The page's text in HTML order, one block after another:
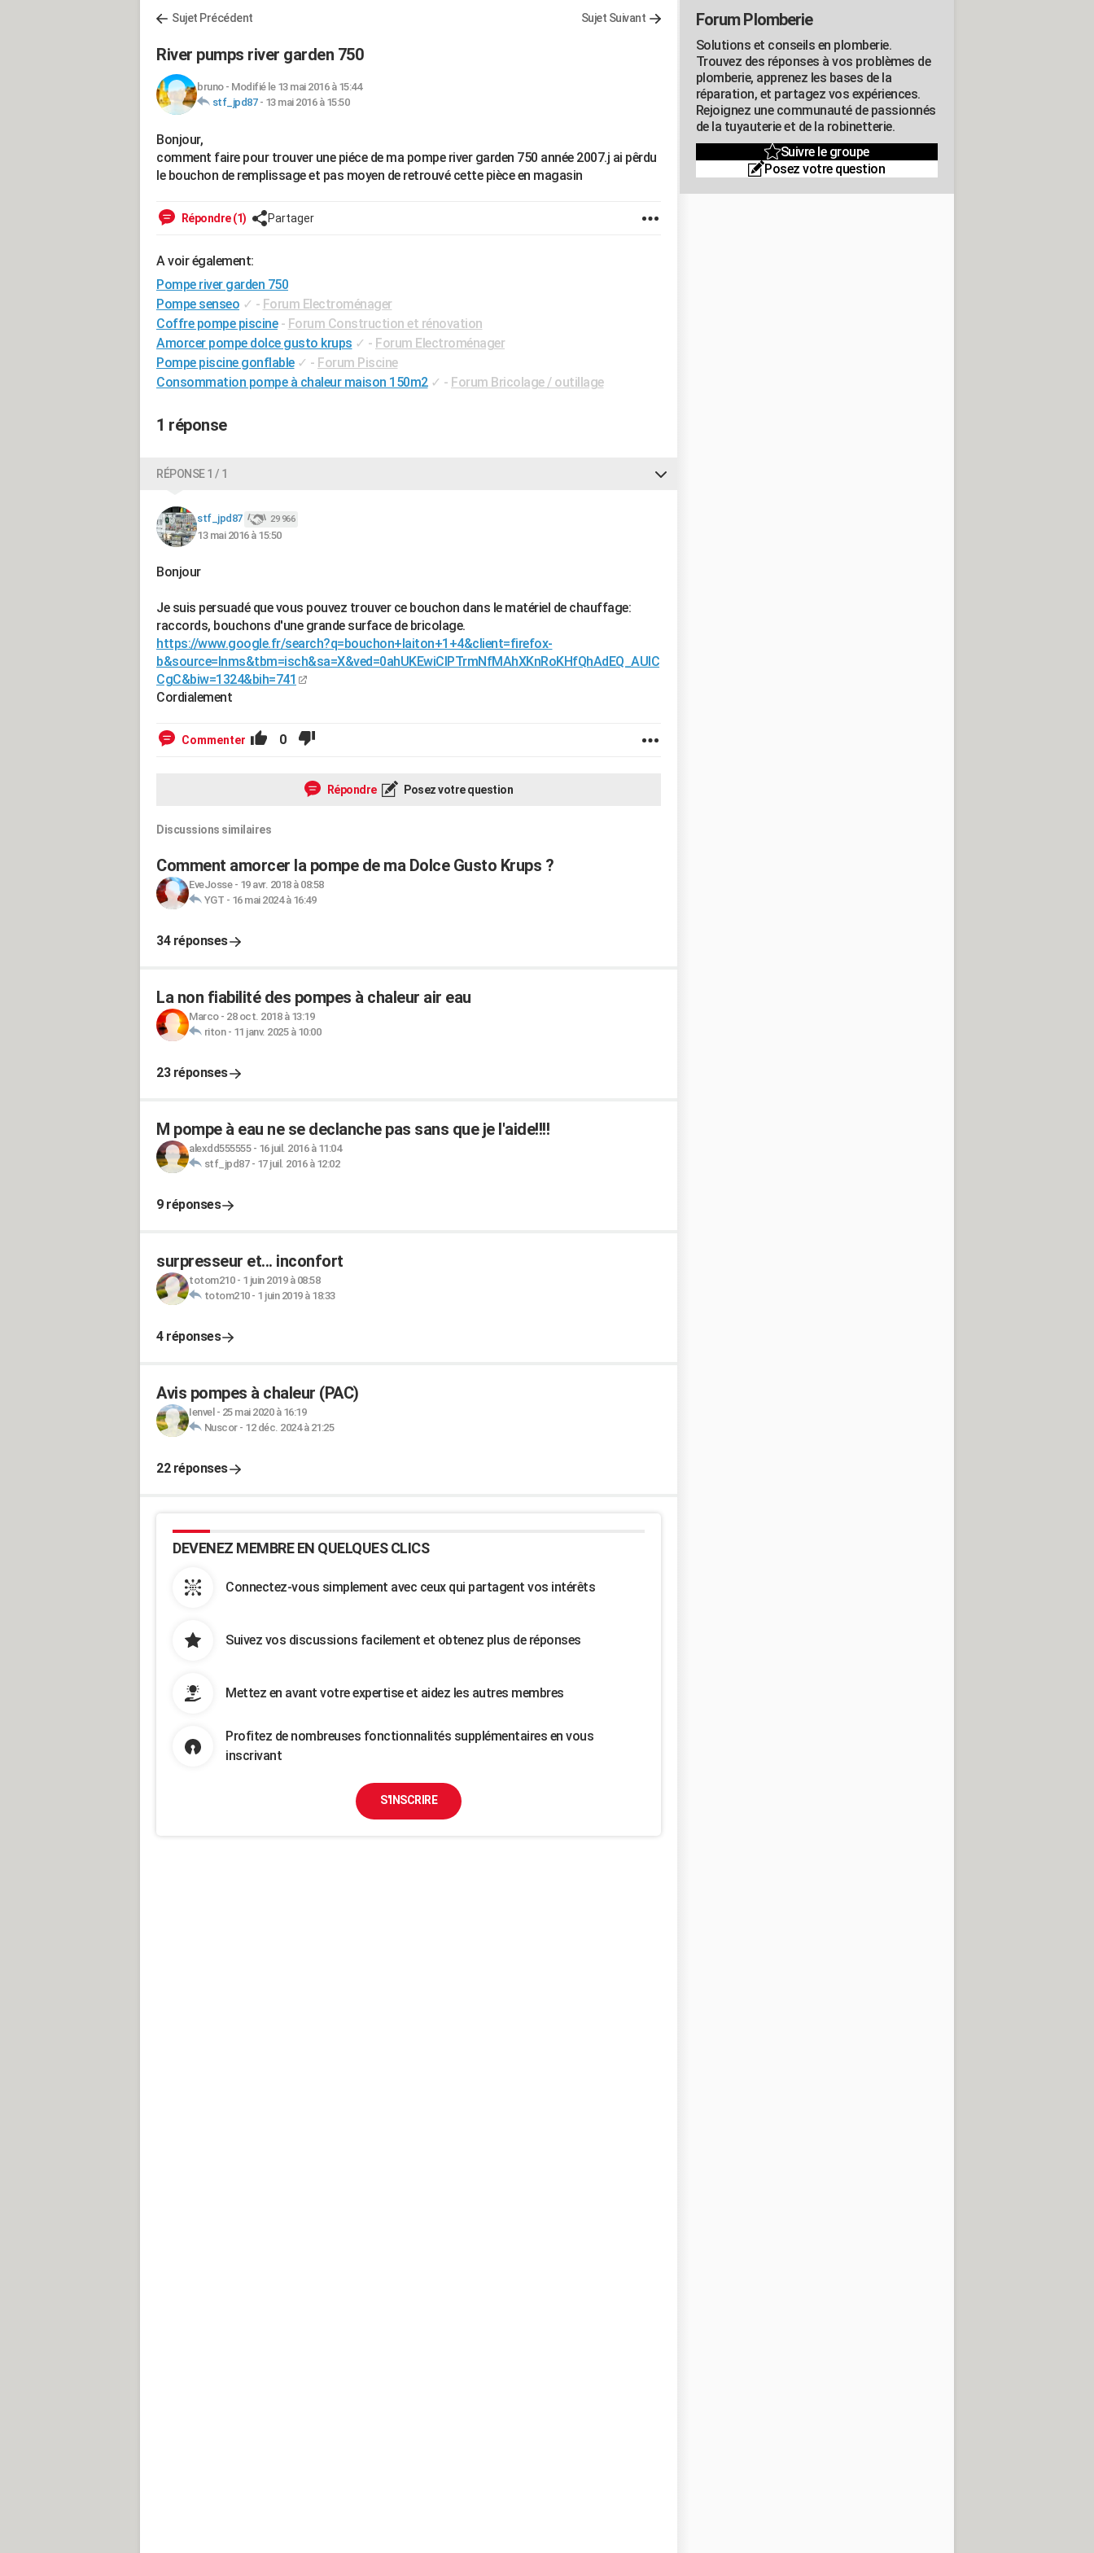
Sujet Précédent Sujet Suivant
River pumps river garden 750
bruno- Modifié le 13 mai 2016 à 15:44
stf_jpd87- 13 mai 2016 à 15:50
Bonjour,
comment faire pour trouver une piéce de ma pompe river garden 750 année 2007.j ai pêrdu
le bouchon de remplissage et pas moyen de retrouvé cette pièce en magasin
Répondre (1) Partager
A voir également:
Pompe river garden 750
Pompe senseo ✓ - Forum Electroménager
Coffre pompe piscine - Forum Construction et rénovation
Amorcer pompe dolce gusto krups ✓ - Forum Electroménager
Pompe piscine gonflable ✓ - Forum Piscine
Consommation pompe à chaleur maison 150m2 ✓ - Forum Bricolage / outillage
1 réponse
RÉPONSE 1 / 1
stf_jpd87 29 966
13 mai 2016 à 15:50
Bonjour
Je suis persuadé que vous pouvez trouver ce bouchon dans le matériel de chauffage:
raccords, bouchons d'une grande surface de bricolage.
https://www.google.fr/search?q=bouchon+laiton+1+4&client=firefox-
b&source=lnms&tbm=isch&sa=X&ved=0ahUKEwiClPTrmNfMAhXKnRoKHfQhAdEQ_AUIC
CgC&biw=1324&bih=741
Cordialement
Commenter 0
Répondre Posez votre question
Discussions similaires
Comment amorcer la pompe de ma Dolce Gusto Krups ?
EveJosse- 19 avr. 2018 à 08:58
YGT - 16 mai 2024 à 16:49
34 réponses
La non fiabilité des pompes à chaleur air eau
Marco- 28 oct. 2018 à 13:19
riton- 11 janv. 2025 à 10:00
23 réponses
M pompe à eau ne se declanche pas sans que je l'aide!!!!
alexdd555555- 16 juil. 2016 à 11:04
stf_jpd87- 17 juil. 2016 à 12:02
9 réponses
surpresseur et... inconfort
totom210- 1 juin 2019 à 08:58
totom210- 1 juin 2019 à 18:33
4 réponses
Avis pompes à chaleur (PAC)
Ienvel - 25 mai 2020 à 16:19
Nuscor- 12 déc. 2024 à 21:25
22 réponses
DEVENEZ MEMBRE EN QUELQUES CLICS
Connectez-vous simplement avec ceux qui partagent vos intérêts
Suivez vos discussions facilement et obtenez plus de réponses
Mettez en avant votre expertise et aidez les autres membres
Profitez de nombreuses fonctionnalités supplémentaires en vous
inscrivant
S'INSCRIRE
Forum Plomberie
Solutions et conseils en plomberie.
Trouvez des réponses à vos problèmes de
plomberie, apprenez les bases de la
réparation, et partagez vos expériences.
Rejoignez une communauté de passionnés
de la tuyauterie et de la robinetterie.
Suivre le groupe
Posez votre question